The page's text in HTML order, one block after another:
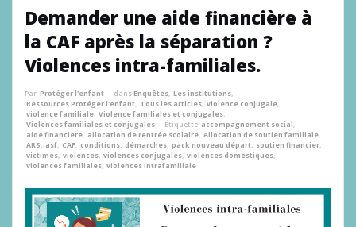
Demander une aide financière à
la CAF après la séparation ?
Violences intra-familiales.
Par Protéger l'enfant dansEnquêtes, Les institutions,
Ressources Protéger l'enfant, Tous les articles, violence conjugale,
violence familiale, Violence familiales et conjugales,
Violences familiales et conjugales
Étiquette accompagnement social,
aide financière, allocation de rentrée scolaire, Allocation de soutien familiale,
ARS, asf, CAF, conditions, démarches, pack nouveau départ, soutien financier,
victimes, violences, violences conjugales, violences domestiques,
violences familiales, violences intrafamiliale